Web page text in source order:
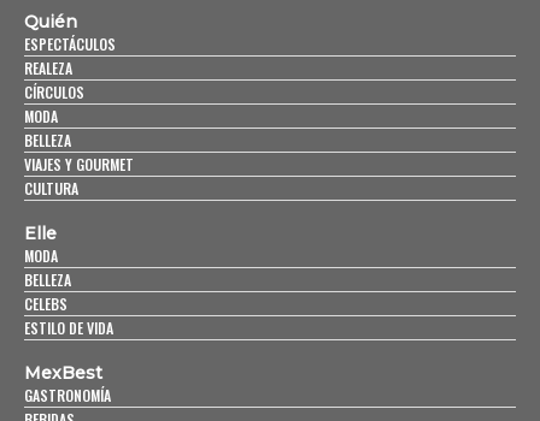
Quién
ESPECTÁCULOS
REALEZA
CÍRCULOS
MODA
BELLEZA
VIAJES Y GOURMET
CULTURA
Elle
MODA
BELLEZA
CELEBS
ESTILO DE VIDA
MexBest
GASTRONOMÍA